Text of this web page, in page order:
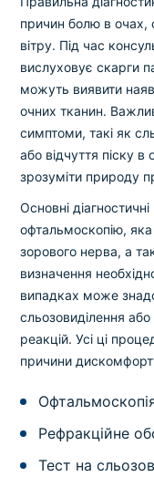
причин болю в очах,
вітру. Під час
вислуховує скарги
можуть виявити
очних тканин.
симптоми, такі як
або відчуття піску
зрозуміти природу
Основні
офтальмоскопію, яка
зорового нерва, а
визначення
випадках може
сльозовиділення
реакцій. Усі ці
причини
Рефракційне
Тест на